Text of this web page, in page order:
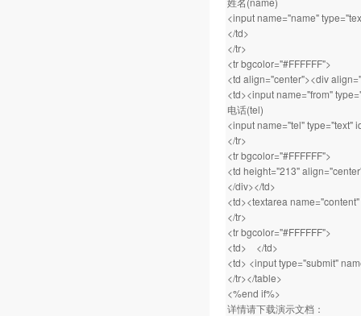
<input name="name"
</td>
</tr>
<tr bgcolor="#FFFFFF">
<td align="center"><div
<td><input name="from"
电话(tel)
<input name="tel" type="text"
</tr>
<tr bgcolor="#FFFFFF">
<td height="213"
</div></td>
<td><textarea
</tr>
<tr bgcolor="#FFFFFF">
<td> </td>
<td> <input type="submit"
</tr></table>
<%end if%>
详情请下载演示文档：